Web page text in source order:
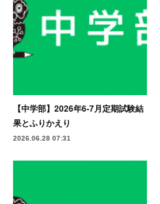
【中学部】2026年6-7月定期試験結
果とふりかえり
2026.06.28 07:31